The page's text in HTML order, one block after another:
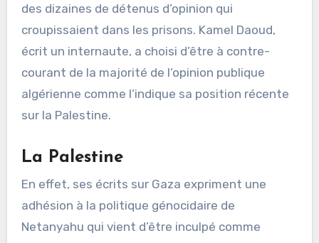
des dizaines de détenus d’opinion qui
croupissaient dans les prisons. Kamel Daoud,
écrit un internaute, a choisi d’être à contre-
courant de la majorité de l’opinion publique
algérienne comme l’indique sa position récente
sur la Palestine.
La Palestine
En effet, ses écrits sur Gaza expriment une
adhésion à la politique génocidaire de
Netanyahu qui vient d’être inculpé comme